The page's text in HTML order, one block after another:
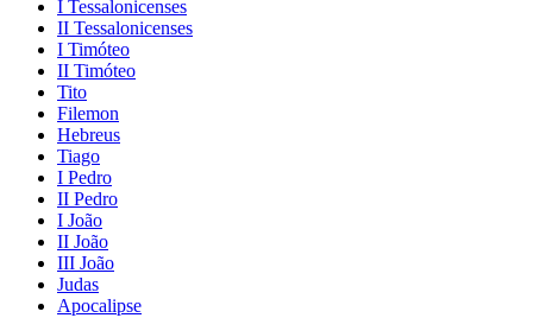
I Tessalonicenses
II Tessalonicenses
I Timóteo
II Timóteo
Tito
Filemon
Hebreus
Tiago
I Pedro
II Pedro
I João
II João
III João
Judas
Apocalipse